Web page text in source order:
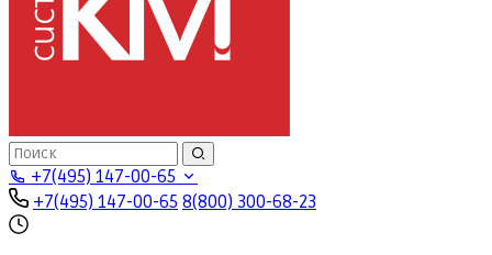
+7(495) 147-00-65
+7(495) 147-00-65 8(800) 300-68-23